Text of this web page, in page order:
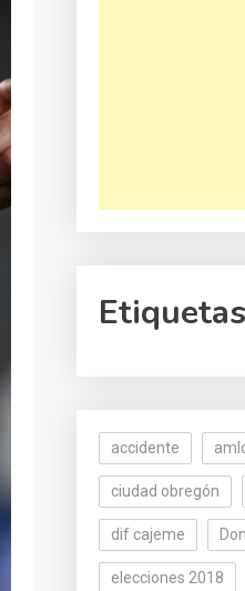
Etiquetas
accidente
ciudad obregón
dif cajeme
elecciones 2018